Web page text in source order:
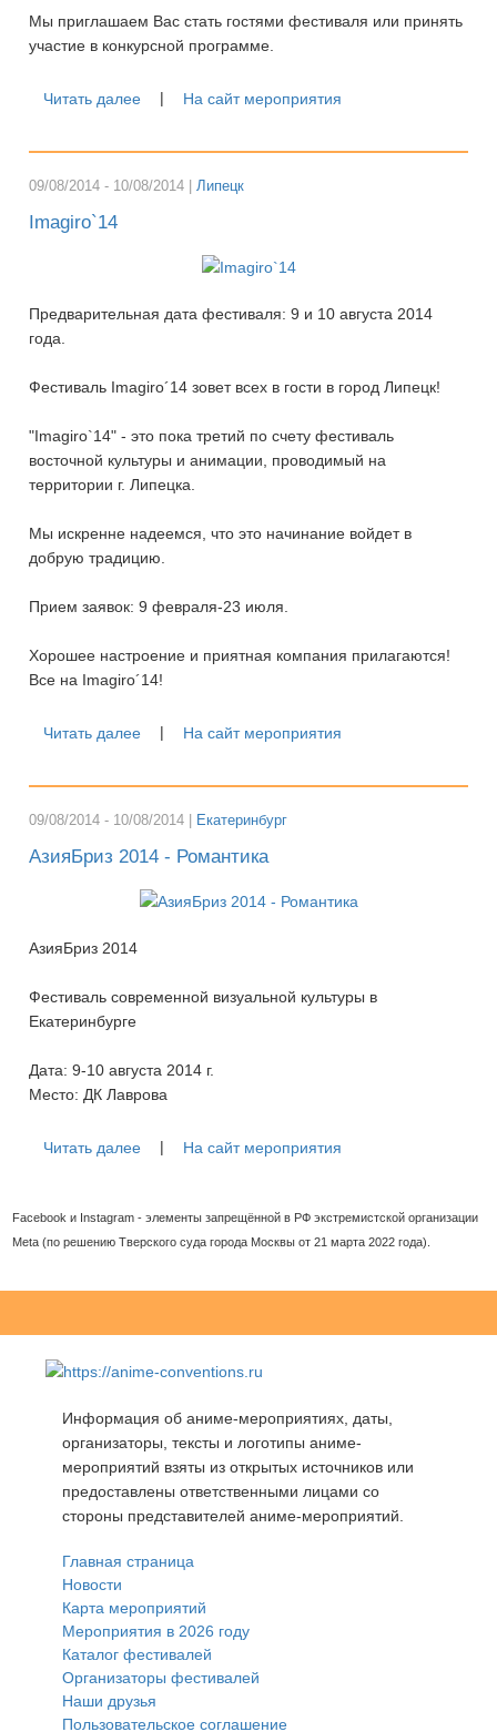
Мы приглашаем Вас стать гостями фестиваля или принять
участие в конкурсной программе.
Читать далее | На сайт мероприятия
09/08/2014 - 10/08/2014 |Липецк
Imagiro`14
Предварительная дата фестиваля: 9 и 10 августа 2014
года.
Фестиваль Imagiro´14 зовет всех в гости в город Липецк!
"Imagiro`14" - это пока третий по счету фестиваль
восточной культуры и анимации, проводимый на
территории г. Липецка.
Мы искренне надеемся, что это начинание войдет в
добрую традицию.
Прием заявок: 9 февраля-23 июля.
Хорошее настроение и приятная компания прилагаются!
Все на Imagiro´14!
Читать далее | На сайт мероприятия
09/08/2014 - 10/08/2014 | Екатеринбург
АзияБриз 2014 - Романтика
АзияБриз 2014
Фестиваль современной визуальной культуры в
Екатеринбурге
Дата: 9-10 августа 2014 г.
Место: ДК Лаврова
Читать далее | На сайт мероприятия
Facebook и Instagram - элементы запрещённой в РФ экстремистской организации
Meta (по решению Тверского суда города Москвы от 21 марта 2022 года).
Информация об аниме-мероприятиях, даты,
организаторы, тексты и логотипы аниме-
мероприятий взяты из открытых источников или
предоставлены ответственными лицами со
стороны представителей аниме-мероприятий.
Главная страница
Новости
Карта мероприятий
Мероприятия в 2026 году
Каталог фестивалей
Организаторы фестивалей
Наши друзья
Пользовательское соглашение